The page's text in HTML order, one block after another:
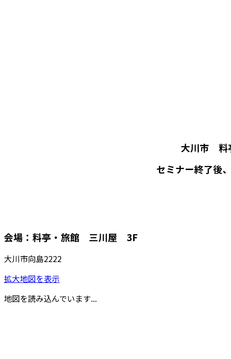
大川市 料
セミナー終了後
会場：料亭・旅館 三川屋 3F
大川市向島2222
拡大地図を表示
地図を読み込んでいます...